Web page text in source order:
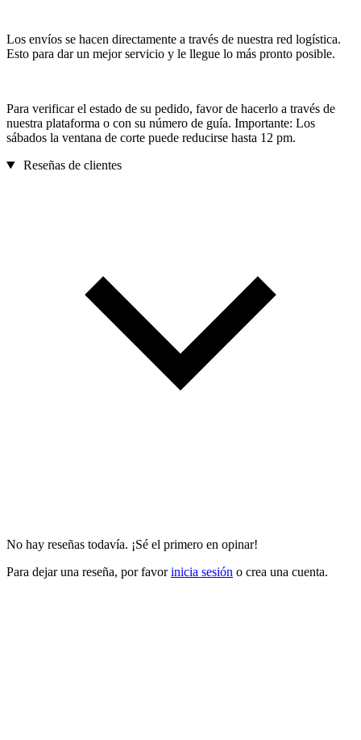
Los envíos se hacen directamente a través de nuestra red logística.
Esto para dar un mejor servicio y le llegue lo más pronto posible.
Para verificar el estado de su pedido, favor de hacerlo a través de
nuestra plataforma o con su número de guía. Importante: Los
sábados la ventana de corte puede reducirse hasta 12 pm.
Reseñas de clientes
No hay reseñas todavía. ¡Sé el primero en opinar!
Para dejar una reseña, por favorinicia sesión o crea una cuenta.